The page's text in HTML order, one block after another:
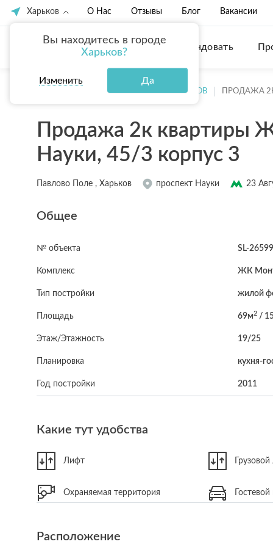
Харьков
Вы находитесь в городе
Харьков?
Изменить Да
О Нас Отзывы Блог Вакансии
Купить Арендовать
ПРОДАЖА КВАРТИР ХАРЬКОВ ПРОДАЖА
Продажа 2к квартиры
Науки, 45/3 корпус 3
Павлово Поле , Харьков проспект Науки 23
Общее
№ объекта SL-
Комплекс ЖК
Тип постройки жилой
Площадь 69м2/
Этаж/Этажность 19/25
Планировка кухня-
Год постройки 2011
Какие тут удобства
Лифт
Охраняемая территория
Расположение